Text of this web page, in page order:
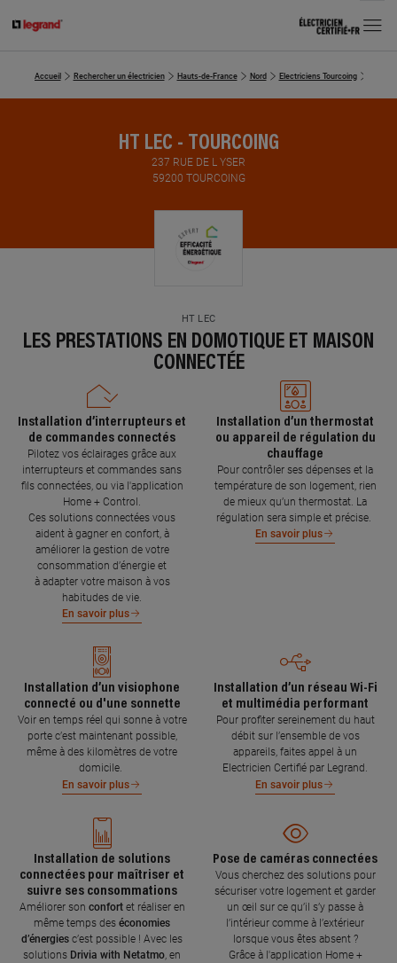
MENU
Accueil Rechercher un électricien Hauts-de-France Nord Electriciens Tourcoing
HT LEC - TOURCOING
237 RUE DE L YSER
59200 TOURCOING
HT LEC
LES PRESTATIONS EN DOMOTIQUE ET MAISON
CONNECTÉE
Installation d’interrupteurs et
de commandes connectés
Pilotez vos éclairages grâce aux
interrupteurs et commandes sans
fils connectées, ou via l'application
Home + Control.
Ces solutions connectées vous
aident à gagner en confort, à
améliorer la gestion de votre
consommation d’énergie et
à adapter votre maison à vos
habitudes de vie.
En savoir plus
Installation d’un thermostat
ou appareil de régulation du
chauffage
Pour contrôler ses dépenses et la
température de son logement, rien
de mieux qu’un thermostat. La
régulation sera simple et précise.
En savoir plus
Installation d’un visiophone
connecté ou d'une sonnette
Voir en temps réel qui sonne à votre
porte c’est maintenant possible,
même à des kilomètres de votre
domicile.
En savoir plus
Installation d’un réseau Wi-Fi
et multimédia performant
Pour profiter sereinement du haut
débit sur l’ensemble de vos
appareils, faites appel à un
Electricien Certifié par Legrand.
En savoir plus
Installation de solutions
connectées pour maîtriser et
suivre ses consommations
Améliorer son confort et réaliser en
même temps des économies
d’énergies c’est possible ! Avec les
solutions Drivia with Netatmo , en
Pose de caméras connectées
Vous cherchez des solutions pour
sécuriser votre logement et garder
un œil sur ce qu’il s’y passe à
l’intérieur comme à l’extérieur
lorsque vous êtes absent ?
Grâce à l'application Home +